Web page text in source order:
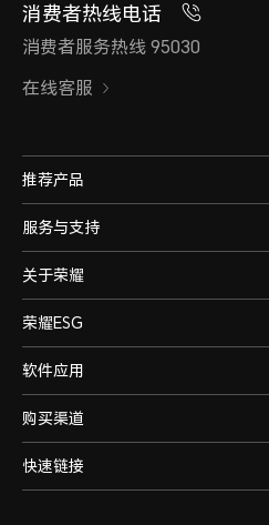
消费者热线电话
消费者服务热线 95030
在线客服
推荐产品
服务与支持
关于荣耀
荣耀ESG
软件应用
购买渠道
快速链接